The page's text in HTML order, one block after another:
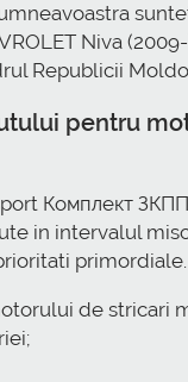
Niva
Republicii
pentru
Комплект
in intervalul
primordiale.
de stricari